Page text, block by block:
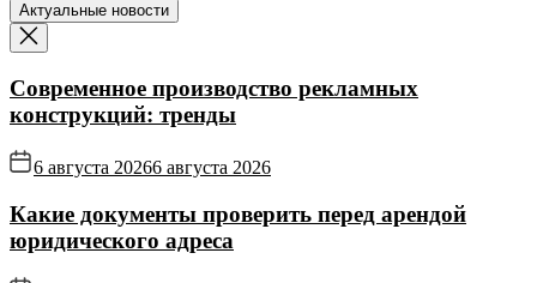
Актуальные новости
Современное производство рекламных
конструкций: тренды
6 августа 20266 августа 2026
Какие документы проверить перед арендой
юридического адреса